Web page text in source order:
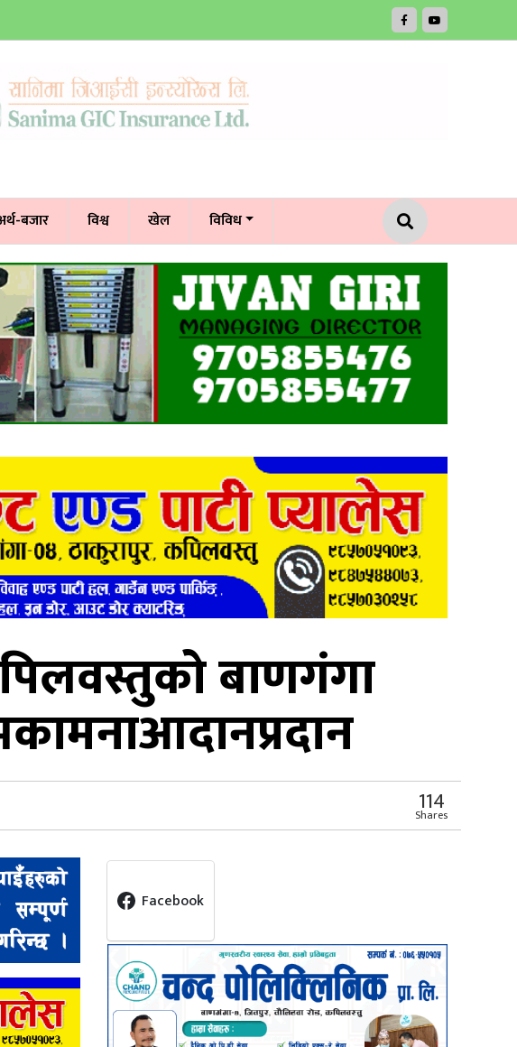
बजार विश्व खेल विविध
बाणगंगा
114
Shares
Facebook